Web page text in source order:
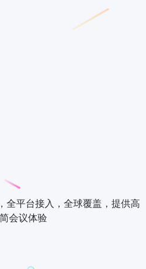
全平台接入，全球覆盖，提供高
会议体验